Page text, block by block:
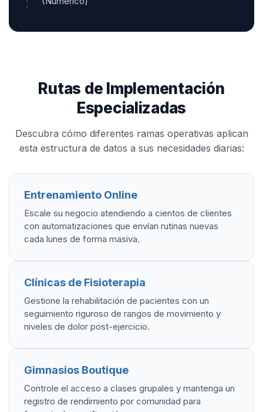
Rutas de Implementación
Especializadas
Descubra cómo diferentes ramas operativas aplican
esta estructura de datos a sus necesidades diarias:
Entrenamiento Online
Escale su negocio atendiendo a cientos de clientes
con automatizaciones que envían rutinas nuevas
cada lunes de forma masiva.
Clínicas de Fisioterapia
Gestione la rehabilitación de pacientes con un
seguimiento riguroso de rangos de movimiento y
niveles de dolor post-ejercicio.
Gimnasios Boutique
Controle el acceso a clases grupales y mantenga un
registro de rendimiento por comunidad para